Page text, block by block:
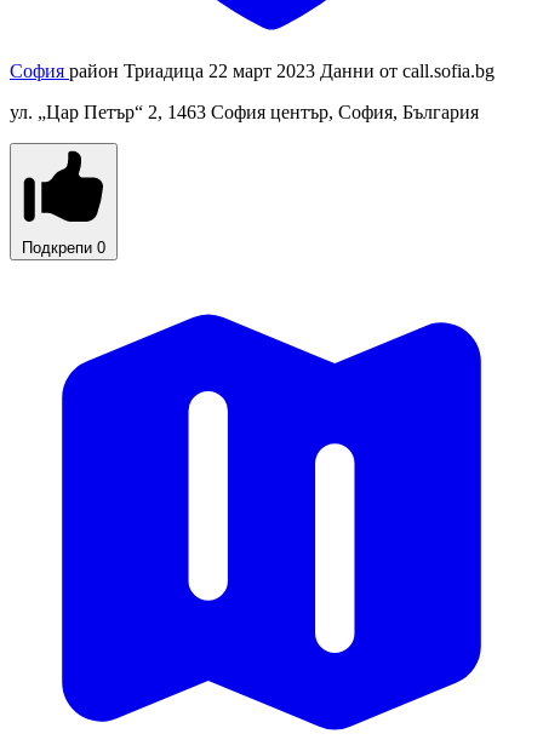
София район Триадица 22 март 2023 Данни от call.sofia.bg
ул. „Цар Петър“ 2, 1463 София център, София, България
Подкрепи 0